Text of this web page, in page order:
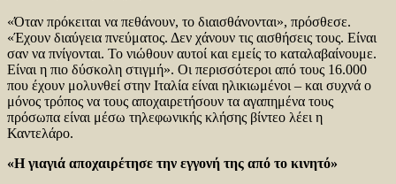
«Όταν πρόκειται να πεθάνουν, το διαισθάνονται», πρόσθεσε.
«Έχουν διαύγεια πνεύματος. Δεν χάνουν τις αισθήσεις τους. Είναι
σαν να πνίγονται. Το νιώθουν αυτοί και εμείς το καταλαβαίνουμε.
Είναι η πιο δύσκολη στιγμή». Οι περισσότεροι από τους 16.000
που έχουν μολυνθεί στην Ιταλία είναι ηλικιωμένοι – και συχνά ο
μόνος τρόπος να τους αποχαιρετήσουν τα αγαπημένα τους
πρόσωπα είναι μέσω τηλεφωνικής κλήσης βίντεο λέει η
Καντελάρο.
«Η γιαγιά αποχαιρέτησε την εγγονή της από το κινητό»